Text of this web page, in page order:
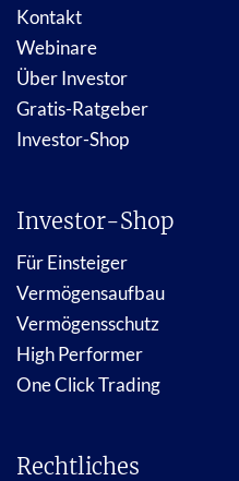
Kontakt
Webinare
Über Investor
Gratis-Ratgeber
Investor-Shop
Investor-Shop
Für Einsteiger
Vermögensaufbau
Vermögensschutz
High Performer
One Click Trading
Rechtliches